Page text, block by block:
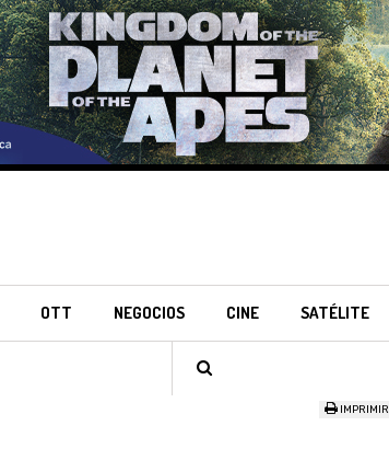
OTT NEGOCIOS CINE SATÉLITE
IMPRIMIR